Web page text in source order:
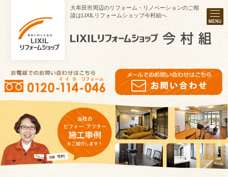
大牟田市周辺のリフォーム・リノベーションのご相
談はLIXILリフォームショップ今村組へ